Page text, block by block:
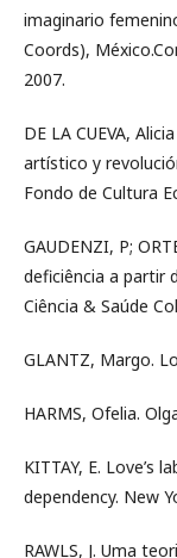
imaginario
Coords),
2007.
DE LA CUEVA,
artístico y
Fondo de Cultura
GAUDENZI, P;
deficiência a partir
Ciência & Saúde
GLANTZ, Margo.
HARMS, Ofelia.
KITTAY, E. Love’s
dependency. New
RAWLS, J. Uma